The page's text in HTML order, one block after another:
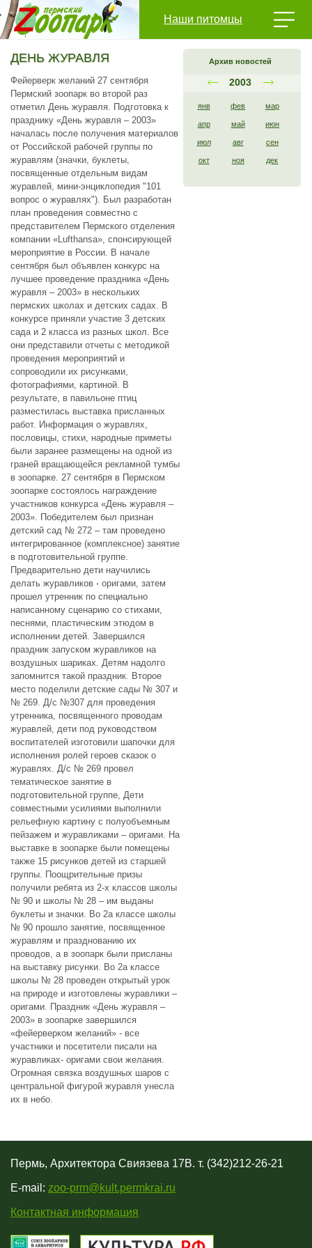
Наши питомцы
Архив новостей
2003
янв фев мар
апр май июн
июл авг сен
окт ноя дек
ДЕНЬ ЖУРАВЛЯ
Фейерверк желаний 27 сентября
Пермский зоопарк во второй раз
отметил День журавля. Подготовка к
празднику «День журавля – 2003»
началась после получения материалов
от Российской рабочей группы по
журавлям (значки, буклеты,
посвященные отдельным видам
журавлей, мини-энциклопедия "101
вопрос о журавлях"). Был разработан
план проведения совместно с
представителем Пермского отделения
компании «Lufthansa», спонсирующей
мероприятие в России. В начале
сентября был объявлен конкурс на
лучшее проведение праздника «День
журавля – 2003» в нескольких
пермских школах и детских садах. В
конкурсе приняли участие 3 детских
сада и 2 класса из разных школ. Все
они представили отчеты с методикой
проведения мероприятий и
сопроводили их рисунками,
фотографиями, картиной. В
результате, в павильоне птиц
разместилась выставка присланных
работ. Информация о журавлях,
пословицы, стихи, народные приметы
были заранее размещены на одной из
граней вращающейся рекламной тумбы
в зоопарке. 27 сентября в Пермском
зоопарке состоялось награждение
участников конкурса «День журавля –
2003». Победителем был признан
детский сад № 272 – там проведено
интегрированное (комплексное) занятие
в подготовительной группе.
Предварительно дети научились
делать журавликов - оригами, затем
прошел утренник по специально
написанному сценарию со стихами,
песнями, пластическим этюдом в
исполнении детей. Завершился
праздник запуском журавликов на
воздушных шариках. Детям надолго
запомнится такой праздник. Второе
место поделили детские сады № 307 и
№ 269. Д/с №307 для проведения
утренника, посвященного проводам
журавлей, дети под руководством
воспитателей изготовили шапочки для
исполнения ролей героев сказок о
журавлях. Д/с № 269 провел
тематическое занятие в
подготовительной группе, Дети
совместными усилиями выполнили
рельефную картину с полуобъемным
пейзажем и журавликами – оригами. На
выставке в зоопарке были помещены
также 15 рисунков детей из старшей
группы. Поощрительные призы
получили ребята из 2-х классов школы
№ 90 и школы № 28 – им выданы
буклеты и значки. Во 2а классе школы
№ 90 прошло занятие, посвященное
журавлям и празднованию их
проводов, а в зоопарк были присланы
на выставку рисунки. Во 2а классе
школы № 28 проведен открытый урок
на природе и изготовлены журавлики –
оригами. Праздник «День журавля –
2003» в зоопарке завершился
«фейерверком желаний» - все
участники и посетители писали на
журавликах- оригами свои желания.
Огромная связка воздушных шаров с
центральной фигурой журавля унесла
их в небо.
Пермь, Архитектора Свиязева 17В. т. (342)212-26-21
E-mail: zoo-prm@kult.permkrai.ru
Контактная информация